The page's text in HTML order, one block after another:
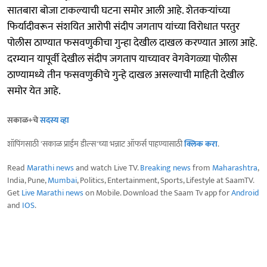
सातबारा बोजा टाकल्याची घटना समोर आली आहे. शेतकऱ्यांच्या
फिर्यादीवरून संशयित आरोपी संदीप जगताप यांच्या विरोधात परतुर
पोलीस ठाण्यात फसवणुकीचा गुन्हा देखील दाखल करण्यात आला आहे.
दरम्यान यापूर्वी देखील संदीप जगताप याच्यावर वेगवेगळ्या पोलीस
ठाण्यामध्ये तीन फसवणुकीचे गुन्हे दाखल असल्याची माहिती देखील
समोर येत आहे.
सकाळ+चेसदस्य व्हा
शॉपिंगसाठी 'सकाळ प्राईम डील्स'च्या भन्नाट ऑफर्स पाहण्यासाठीक्लिक करा.
Read Marathi newsand watch Live TV.Breaking newsfrom Maharashtra,
India, Pune,Mumbai, Politics, Entertainment, Sports, Lifestyle at SaamTV.
GetLive Marathi newson Mobile. Download the Saam Tv app forAndroid
and IOS.